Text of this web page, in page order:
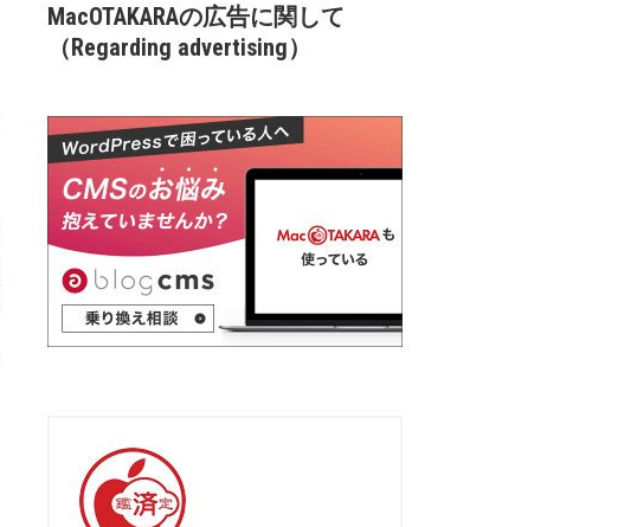
MacOTAKARAの広告に関して
（Regarding advertising）